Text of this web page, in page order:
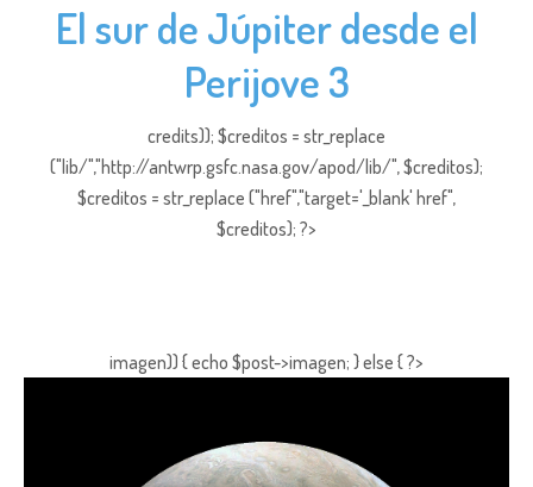
El sur de Júpiter desde el
Perijove 3
credits)); $creditos = str_replace
("lib/","http://antwrp.gsfc.nasa.gov/apod/lib/", $creditos);
$creditos = str_replace ("href","target='_blank' href",
$creditos); ?>
imagen)) { echo $post->imagen; } else { ?>